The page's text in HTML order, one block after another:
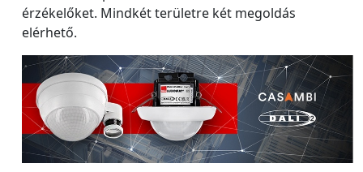
érzékelőket. Mindkét területre két megoldás
elérhető.